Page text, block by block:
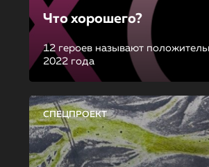
Что хорошего?
12 героев называют
2022 года
СПЕЦПРОЕКТ